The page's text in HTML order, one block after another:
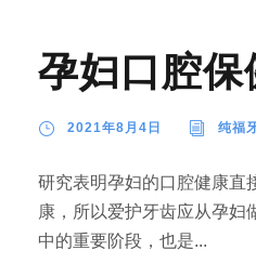
孕妇口腔保
2021年8月4日 纯福
研究表明孕妇的口腔健康直
康，所以爱护牙齿应从孕妇
中的重要阶段，也是...